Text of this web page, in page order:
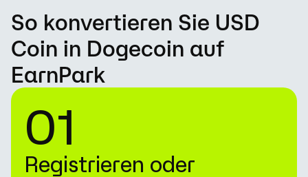
So konvertieren Sie USD
Coin in Dogecoin auf
EarnPark
01
Registrieren oder